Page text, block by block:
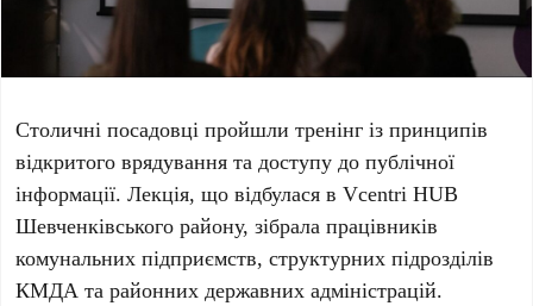
Столичні посадовці пройшли тренінг із принципів
відкритого врядування та доступу до публічної
інформації. Лекція, що відбулася вVcentri HUB
Шевченківського району, зібрала працівників
комунальних підприємств, структурних підрозділів
КМДА та районних державних адміністрацій.